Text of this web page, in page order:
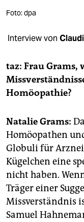
shop
fragen & hilfe
unterstützen
genossenschaft
epaper login
Foto: dpa
Interview von
taz: Frau Grams,
Homöopathie?
Natalie Grams:
Homöopathen
Globuli für
Kügelchen eine
nicht haben.
Träger einer
Missverständnis
Samuel